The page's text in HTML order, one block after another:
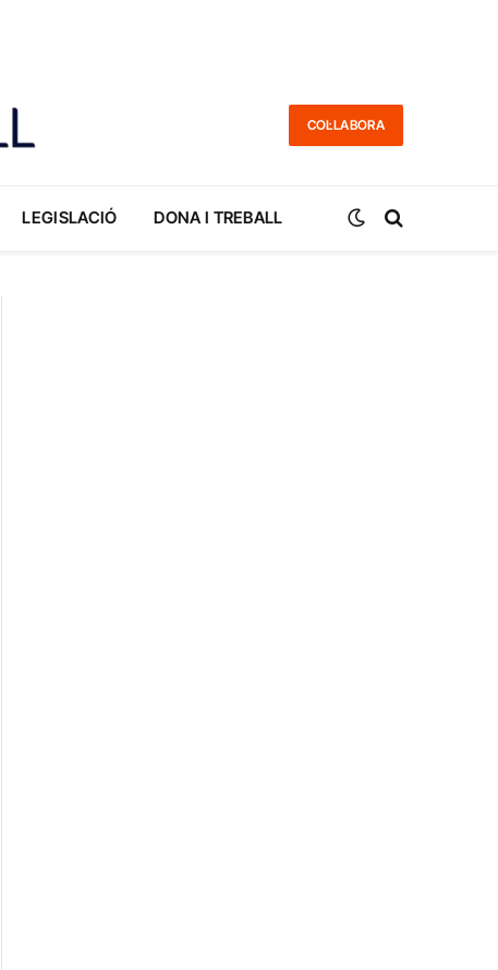
COL·LABORA
LEGISLACIÓ DONA I TREBALL